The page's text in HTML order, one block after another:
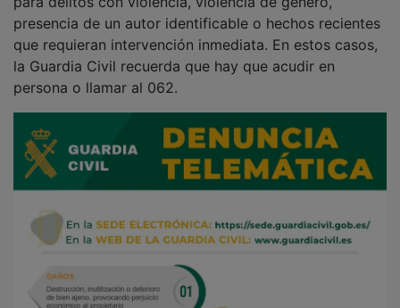
presencia de un autor identificable o hechos recientes
que requieran intervención inmediata. En estos casos,
la Guardia Civil recuerda que hay que acudir en
persona o llamar al 062.